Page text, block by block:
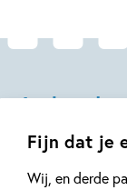
Fijn dat je
Wij, en derde
Andere
Grijze